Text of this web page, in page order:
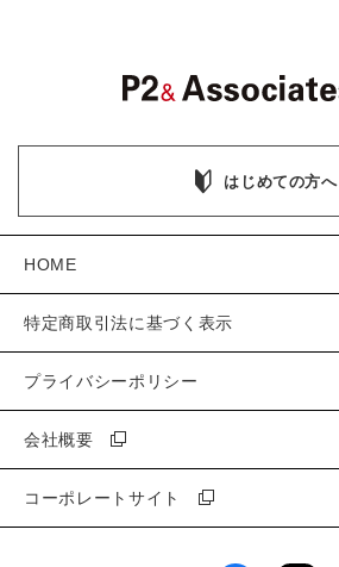
はじめての方へ
HOME
特定商取引法に基づく表示
プライバシーポリシー
会社概要
コーポレートサイト